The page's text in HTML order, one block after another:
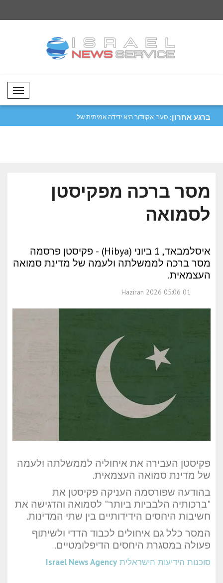
Mobil Menü
ברגע אחרון: סער: אקוודור היא ידידה אמיתית של דנו בהתפתחויות
מסר ברכה מפקיסטן
לסמואה
איסלמבאד, 1 ביוני (Hibya) - פקיסטן פרסמה
מסר ברכה לממשלתה ולעמה של מדינת סמואה
העצמאית.
01 Haziran 2026 05:06
פקיסטן העבירה את איחוליה לממשלתה ולעמה
של מדינת סמואה העצמאית.
בהודעה שפורסמה העניקה פקיסטן את
"ברכותיה הלבביות ביותר" לסמואה והדגישה את
חשיבות היחסים הידידותיים בין שתי המדינות.
המסר כלל גם איחולים לכבוד הדדי ולשיתוף
פעולה במסגרת היחסים הדיפלומטיים.
סוכנות הידיעות הישראלית Israel News Agency